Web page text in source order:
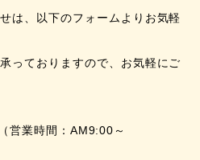
は、以下のフォームよりお気軽
っておりますので、お気軽にご
（営業時間：AM9:00～